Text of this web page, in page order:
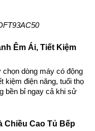
Êm Ái, Tiết Kiệm
dòng máy có động
kiệm điện năng, tuổi thọ
bền bỉ ngay cả khi sử
Chiều Cao Tủ Bếp